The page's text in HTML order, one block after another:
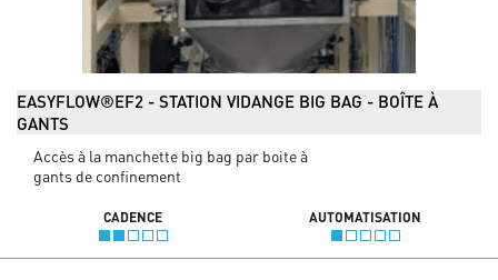
EASYFLOW®EF2 - STATION VIDANGE BIG BAG - BOÎTE À
GANTS
Accès à la manchette big bag par boite à
gants de confinement
CADENCE AUTOMATISATION